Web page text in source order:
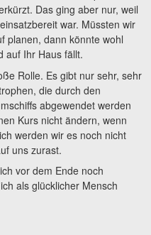
Das ging aber nur, weil
war. Müssten wir
planen, dann könnte wohl
auf Ihr Haus fällt.
Rolle. Es gibt nur sehr, sehr
die durch den
abgewendet werden
Kurs nicht ändern, wenn
werden wir es noch nicht
uns zurast.
vor dem Ende noch
als glücklicher Mensch